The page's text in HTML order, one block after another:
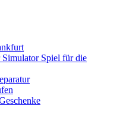
Spiel für die